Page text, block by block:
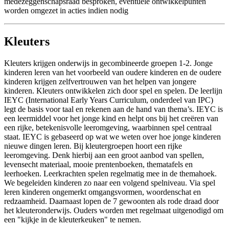
worden omgezet in acties indien nodig
Kleuters
Kleuters krijgen onderwijs in gecombineerde groepen 1-2. Jonge
kinderen leren van het voorbeeld van oudere kinderen en de oudere
kinderen krijgen zelfvertrouwen van het helpen van jongere
kinderen. Kleuters ontwikkelen zich door spel en spelen. De leerlijn
IEYC (International Early Years Curriculum, onderdeel van IPC)
legt de basis voor taal en rekenen aan de hand van thema’s. IEYC is
een leermiddel voor het jonge kind en helpt ons bij het creëren van
een rijke, betekenisvolle leeromgeving, waarbinnen spel centraal
staat. IEYC is gebaseerd op wat we weten over hoe jonge kinderen
nieuwe dingen leren. Bij kleutergroepen hoort een rijke
leeromgeving. Denk hierbij aan een groot aanbod van spellen,
levensecht materiaal, mooie prentenboeken, thematafels en
leerhoeken. Leerkrachten spelen regelmatig mee in de themahoek.
We begeleiden kinderen zo naar een volgend spelniveau. Via spel
leren kinderen ongemerkt omgangsvormen, woordenschat en
redzaamheid. Daarnaast lopen de 7 gewoonten als rode draad door
het kleuteronderwijs. Ouders worden met regelmaat uitgenodigd om
een "kijkje in de kleuterkeuken" te nemen.